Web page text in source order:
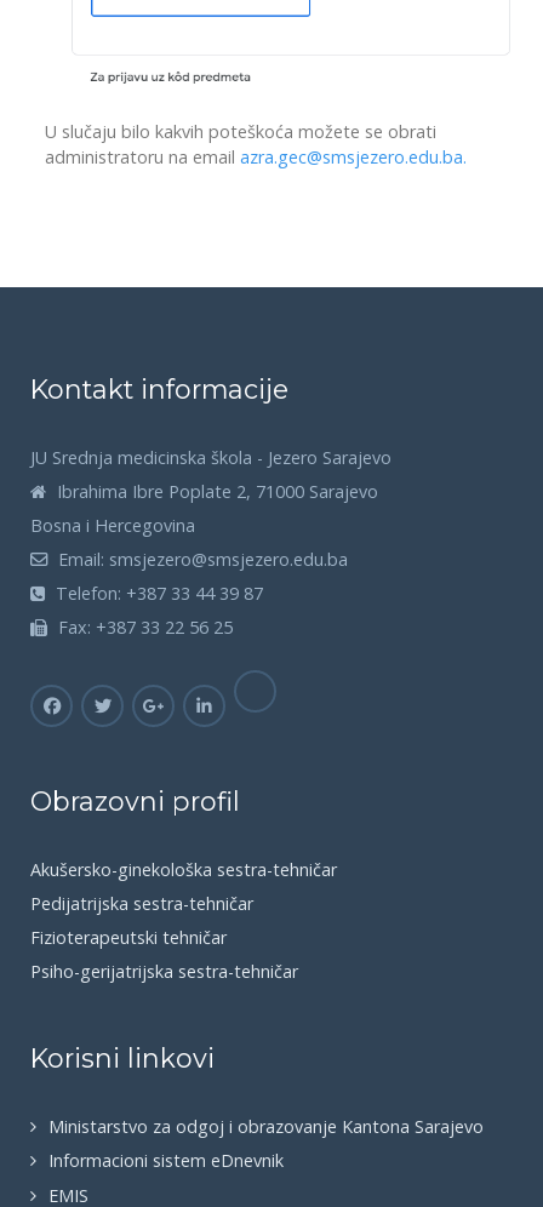
U slučaju bilo kakvih poteškoća možete se obrati
administratoru na email azra.gec@smsjezero.edu.ba.
Kontakt informacije
JU Srednja medicinska škola - Jezero Sarajevo
Ibrahima Ibre Poplate 2, 71000 Sarajevo
Bosna i Hercegovina
Email: smsjezero@smsjezero.edu.ba
Telefon: +387 33 44 39 87
Fax: +387 33 22 56 25
Obrazovni profil
Akušersko-ginekološka sestra-tehničar
Pedijatrijska sestra-tehničar
Fizioterapeutski tehničar
Psiho-gerijatrijska sestra-tehničar
Korisni linkovi
Ministarstvo za odgoj i obrazovanje Kantona Sarajevo
Informacioni sistem eDnevnik
EMIS